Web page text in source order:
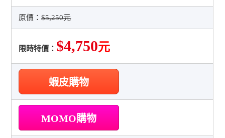
原價：$5,250元
限時特價： $4,750元
蝦皮購物
MOMO購物